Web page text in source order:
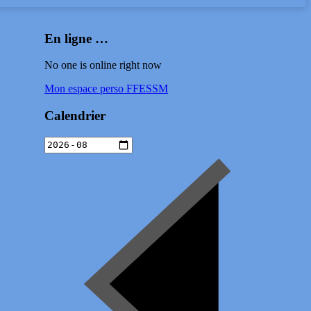
En ligne …
No one is online right now
Mon espace perso FFESSM
Calendrier